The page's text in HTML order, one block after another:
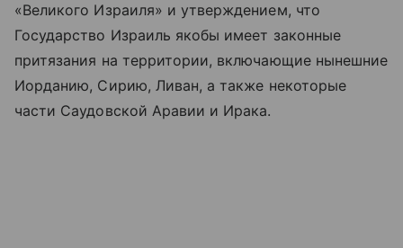
«Великого Израиля» и утверждением, что
Государство Израиль якобы имеет законные
притязания на территории, включающие нынешние
Иорданию, Сирию, Ливан, а также некоторые
части Саудовской Аравии и Ирака.